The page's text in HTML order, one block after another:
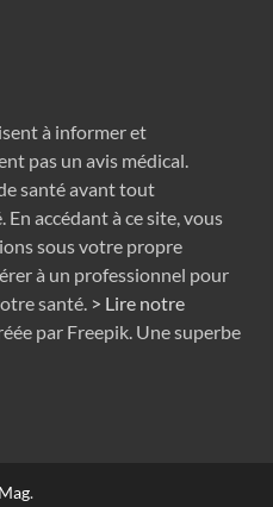
à informer et
pas un avis médical.
santé avant tout
accédant à ce site, vous
sous votre propre
à un professionnel pour
santé. > Lire notre
par Freepik. Une superbe
.